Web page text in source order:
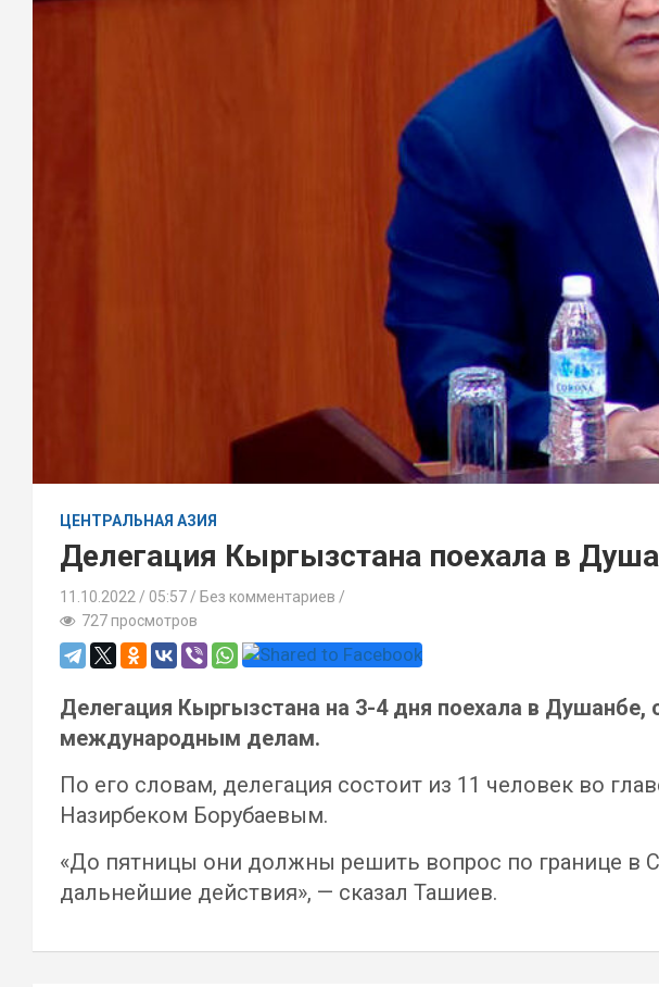
ЦЕНТРАЛЬНАЯ АЗИЯ
Делегация Кыргызстана поехала в
11.10.2022 05:57 / Без комментариев
727 просмотров
Делегация Кыргызстана на 3-4 дня поехала в
международным делам.
По его словам, делегация состоит из 11 человек во
Назирбеком Борубаевым.
«До пятницы они должны решить вопрос по границе в
дальнейшие действия», — сказал Ташиев.